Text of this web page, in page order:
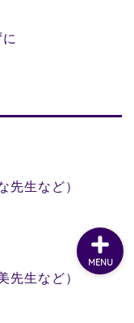
先生など）
先生など）
MENU